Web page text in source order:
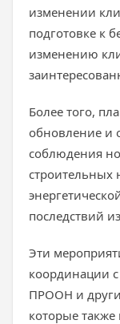
изменении
подготовке к
изменению
Более того,
обновление и
соблюдения
строительных
последствий
Эти
координации
ПРООН и
которые также